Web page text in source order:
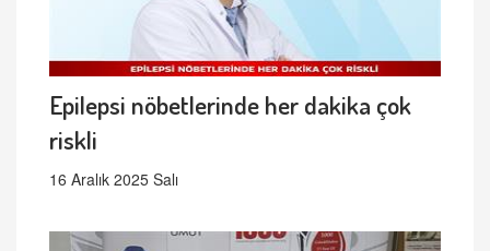
Epilepsi nöbetlerinde her dakika çok
riskli
16 Aralık 2025 Salı